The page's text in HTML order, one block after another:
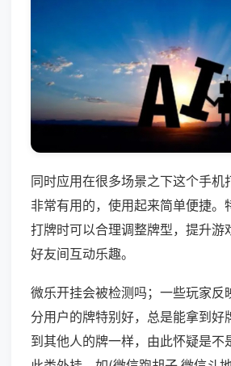
同时应用在很多场景之下这个手机
非常有用的，使用起来简单便捷。
打牌时可以合理调整牌型，提升游
好友间互动乐趣。
微乐开挂会被检测吗；一些玩家反
分用户的牌特别好，总是能拿到好
到其他人的牌一样，由此怀疑是不